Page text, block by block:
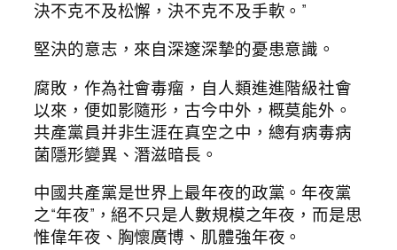
決不克不及松懈，決不克不及手軟。”
堅決的意志，來自深邃深摯的憂患意識。
腐敗，作為社會毒瘤，自人類進進階級社會
以來，便如影隨形，古今中外，概莫能外。
共產黨員并非生涯在真空之中，總有病毒病
菌隱形變異、潛滋暗長。
中國共產黨是世界上最年夜的政黨。年夜黨
之“年夜”，絕不只是人數規模之年夜，而是思
惟偉年夜、胸懷廣博、肌體強年夜。